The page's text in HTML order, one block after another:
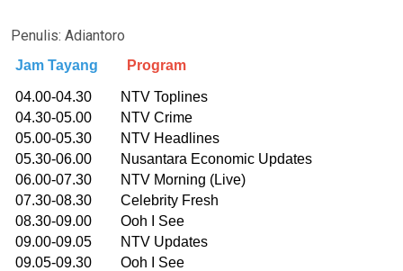
Penulis: Adiantoro
Jam Tayang Program
04.00-04.30 NTV Toplines
04.30-05.00 NTV Crime
05.00-05.30 NTV Headlines
05.30-06.00 Nusantara Economic Updates
06.00-07.30 NTV Morning (Live)
07.30-08.30 Celebrity Fresh
08.30-09.00 Ooh I See
09.00-09.05 NTV Updates
09.05-09.30 Ooh I See